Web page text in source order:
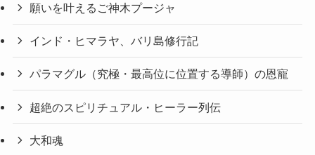
願いを叶えるご神木プージャ
インド・ヒマラヤ、バリ島修行記
パラマグル（究極・最高位に位置する導師）の恩寵
超絶のスピリチュアル・ヒーラー列伝
大和魂